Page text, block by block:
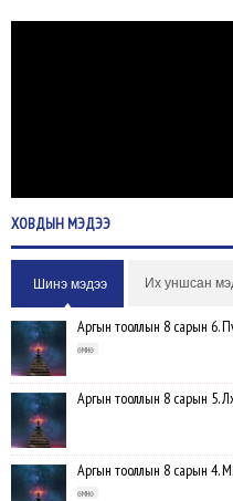
ХОВДЫНМЭДЭЭ
Шинэ мэдээ Их уншсан
Аргын тооллын 8 сарын 6.
өмнө
Аргын тооллын 8 сарын 5.
Аргын тооллын 8 сарын 4.
өмнө